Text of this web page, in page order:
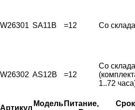
W26301 SA11B =12 Со склада
W26302 AS12B =12
Со склада
1..72
Артикул
Модель Питание,
Срок